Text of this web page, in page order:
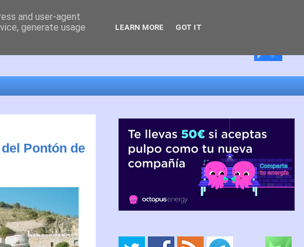
Pontón de
and user-agent
generate usage
LEARN MORE GOT IT